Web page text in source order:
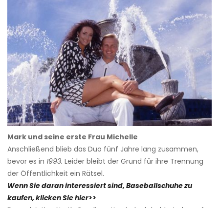
Mark und seine erste Frau Michelle
Anschließend blieb das Duo fünf Jahre lang zusammen,
bevor es in 1993. Leider bleibt der Grund für ihre Trennung
der Öffentlichkeit ein Rätsel.
Wenn Sie daran interessiert sind, Baseballschuhe zu
kaufen, klicken Sie hier>>